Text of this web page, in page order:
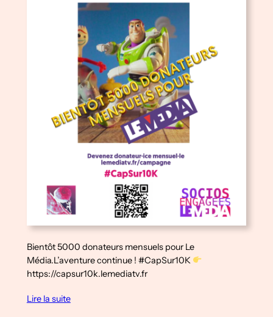
Bientôt 5000 donateurs mensuels pour Le
Média.L’aventure continue ! #CapSur10K
https://capsur10k.lemediatv.fr
Lire la suite